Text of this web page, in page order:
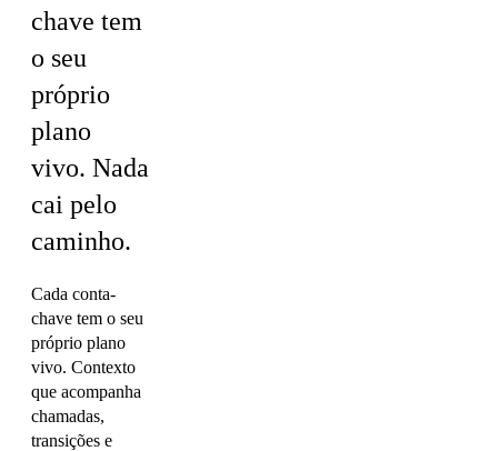
chave tem
o seu
próprio
plano
vivo. Nada
cai pelo
caminho.
Cada conta-
chave tem o seu
próprio plano
vivo. Contexto
que acompanha
chamadas,
transições e